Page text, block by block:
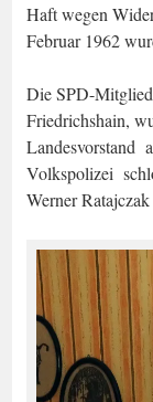
Haft wegen
Februar 1962
Die SPD-
Friedrichshain,
Landesvorstand
Volkspolizei
Werner